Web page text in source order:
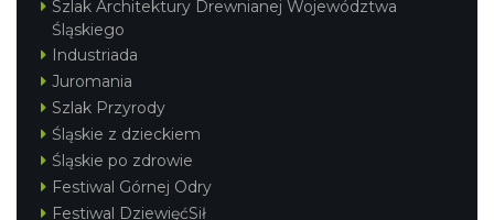
Szlak Architektury Drewnianej Województwa
Śląskiego
Industriada
Juromania
Szlak Przyrody
Śląskie z dzieckiem
Śląskie po zdrowie
Festiwal Górnej Odry
Festiwal DziewięćSił